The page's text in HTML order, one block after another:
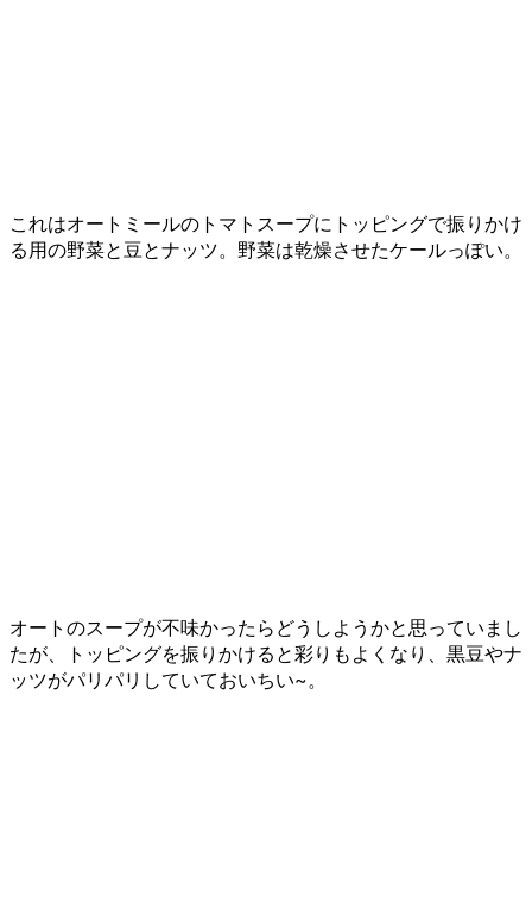
これはオートミールのトマトスープにトッピングで振りかけ
る用の野菜と豆とナッツ。野菜は乾燥させたケールっぽい。
オートのスープが不味かったらどうしようかと思っていまし
たが、トッピングを振りかけると彩りもよくなり、黒豆やナ
ッツがパリパリしていておいちい~。